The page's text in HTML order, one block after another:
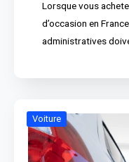
Lorsque vous
d’occasion en
administratives
Voiture